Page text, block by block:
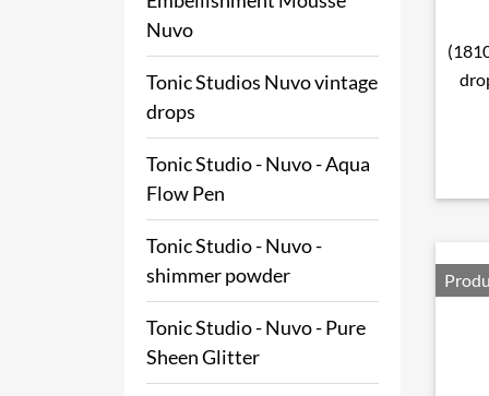
Nuvo
Tonic Studios Nuvo vintage
drops
Tonic Studio - Nuvo - Aqua
Flow Pen
Tonic Studio - Nuvo -
shimmer powder
Tonic Studio - Nuvo - Pure
Sheen Glitter